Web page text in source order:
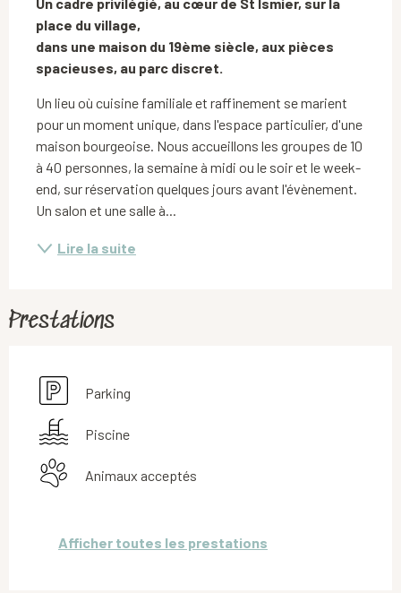
place du village,
dans une maison du 19ème siècle, aux pièces
spacieuses, au parc discret.
Un lieu où cuisine familiale et raffinement se marient
pour un moment unique, dans l'espace particulier, d'une
maison bourgeoise. Nous accueillons les groupes de 10
à 40 personnes, la semaine à midi ou le soir et le week-
end, sur réservation quelques jours avant l'évènement.
Un salon et une salle à...
Lire la suite
Prestations
Parking
Piscine
Animaux acceptés
Afficher toutes les prestations